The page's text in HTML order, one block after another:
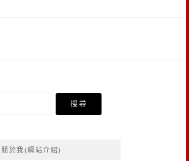
關於我(網站介紹)